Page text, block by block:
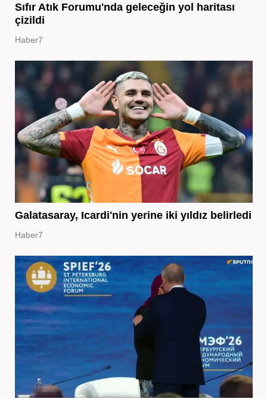
Sıfır Atık Forumu'nda geleceğin yol haritası
çizildi
Haber7
Galatasaray, Icardi'nin yerine iki yıldız belirledi
Haber7